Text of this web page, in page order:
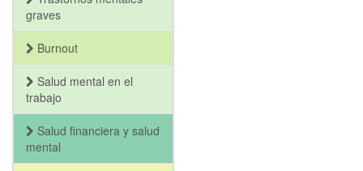
graves
Burnout
Salud mental en el
trabajo
Salud financiera y salud
mental